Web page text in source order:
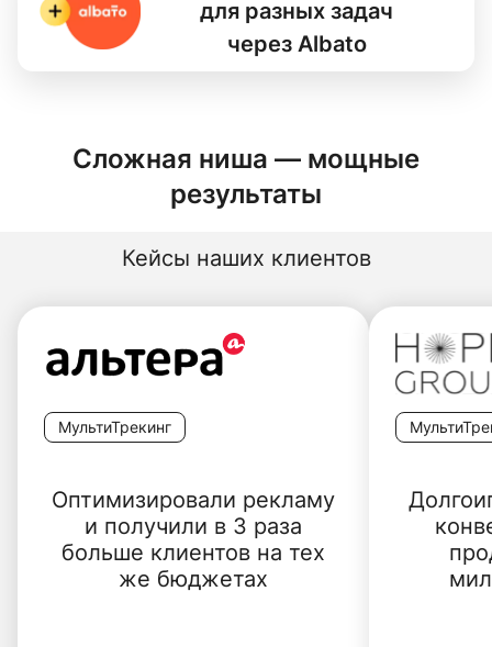
для разных задач
через Albato
Сложная ниша — мощные
результаты
Кейсы наших клиентов
МультиТрекинг
Оптимизировали рекламу
и получили в 3 раза
больше клиентов на тех
же бюджетах